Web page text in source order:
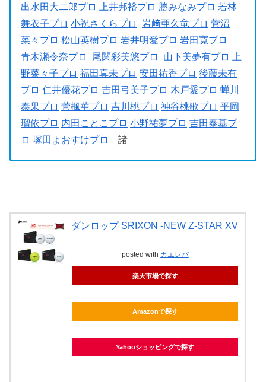
出水田大二郎プロ
上井邦裕プロ 勝みなみプロ 若林
舞衣子プロ 小祝さくらプロ 岩﨑亜久竜プロ 菅沼
菜々プロ 松山英樹プロ 岩井明愛プロ 岩田寛プロ
青木瀬令奈プロ
尾関彩美悠プロ 山下美夢有プロ
上
野菜々子プロ 福田真未プロ 安田祐香プロ 後藤未有
プロ 仁井優花プロ 吉田弓美子プロ 木戸愛プロ 蝉川
泰果プロ 菅楓華プロ 吉川桃プロ 神谷桃歌プロ 平岡
瑠依プロ 内田ことこプロ 小野祐夢プロ 吉田泰基プ
ロ 塚田よおすけプロ 諸
ダンロップ SRIXON -NEW Z-STAR XV
posted with カエレバ
楽天市場で探す
Amazonで探す
Yahooショッピングで探す